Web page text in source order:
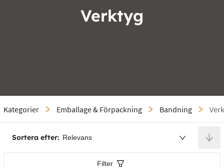
Verktyg
Kategorier Emballage & Förpackning Bandning
Sortera efter: Relevans
Filter